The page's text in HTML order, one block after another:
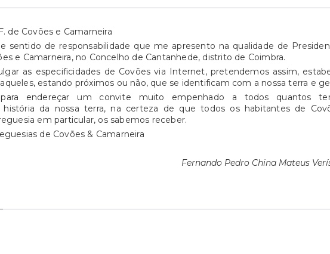
de Covões e Camarneira
sentido de responsabilidade que me apresento na qualidade de
e Camarneira, no Concelho de Cantanhede, distrito de Coimbra.
as especificidades de Covões via Internet, pretendemos assim,
estando próximos ou não, que se identificam com a nossa terra e
endereçar um convite muito empenhado a todos quantos
história da nossa terra, na certeza de que todos os habitantes de
em particular, os sabemos receber.
de Covões & Camarneira
Fernando Pedro China Mateus